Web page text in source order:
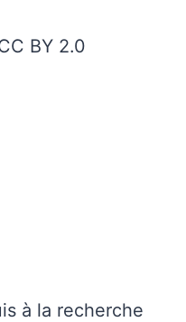
BY 2.0
à la recherche